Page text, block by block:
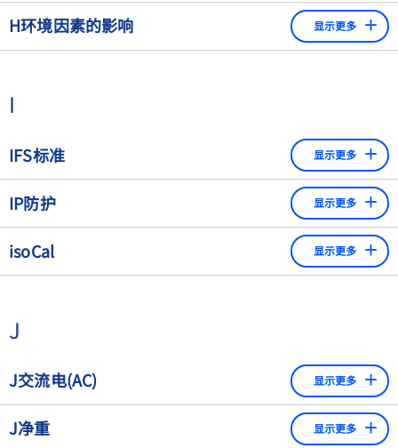
HACCP的一个目的是通过避免异物污染来保护消费者健康。
在这种情况下，明智的做法是检查包装产品或包装前不久的
产品，这在检测异物的能力方面具有优势（在危害分析的基
H环境因素的影响 显示更多
单向加热
金属异物
静电释放/传送带
I
IFS标准 显示更多
2001年秋，德国企业决定制定自己的自有品牌制造商审核标
准，并将此标准提交给GFSI。IFS现在是欧洲最广泛使用的标
准。原则上，IFS并不要求在加工过程中安装检测机。这取决
于风险分析的结果。这与BRC相比，在BRC中检测机是强制
性的。在这种情况下，有必要证明不存在风险，以便获得减
IP防护 显示更多
防护程度，用缩写IP和两个参考号码表示，指定电气设备对
固体异物或灰尘（第一个号码）和水（第二个号码）的侵入
防护程度。例如，一个IP65保护的天平是防尘的，并且完全
以防止从任何方向投射的中等强度的水柱（第二个参考号码
5）。
isoCal 显示更多
时，校正/调整程序会自动触发。这使得无需操作员干预即可
J
J交流电(AC) 显示更多
交流电，是指有规律地改变方向的电流，使瞬间的正负值相
互抵消，并且在一段时间内电流的平均值为零。
J净重 显示更多